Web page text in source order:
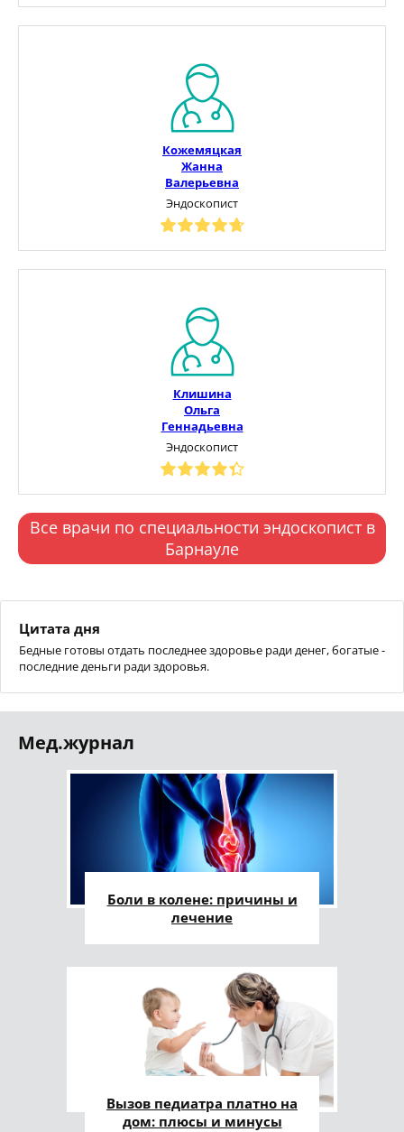
Кожемяцкая
Жанна
Валерьевна
Эндоскопист
Клишина
Ольга
Геннадьевна
Эндоскопист
Все врачи по специальности эндоскопист в
Барнауле
Цитата дня
Бедные готовы отдать последнее здоровье ради денег, богатые -
последние деньги ради здоровья.
Мед.журнал
Боли в колене: причины и
лечение
Вызов педиатра платно на
дом: плюсы и минусы